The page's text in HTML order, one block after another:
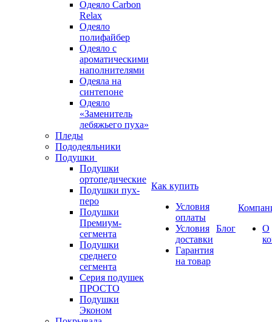
Одеяло Carbon
Relax
Одеяло
полифайбер
Одеяло с
ароматическими
наполнителями
Одеяла на
синтепоне
Одеяло
«Заменитель
лебяжьего пуха»
Пледы
Пододеяльники
Подушки
Подушки
ортопедические
Подушки пух-
перо
Подушки
Премиум-
сегмента
Подушки
среднего
сегмента
Серия подушек
ПРОСТО
Подушки
Эконом
Как купить
Условия
оплаты
Условия
доставки
Гарантия
на товар
Блог
О